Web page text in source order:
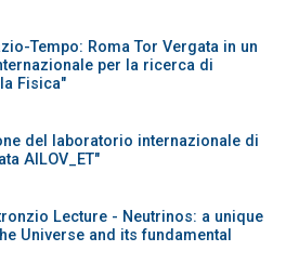
Tempo: Roma Tor Vergata in un
per la ricerca di
Fisica"
del laboratorio internazionale di
AILOV_ET"
Lecture - Neutrinos: a unique
Universe and its fundamental